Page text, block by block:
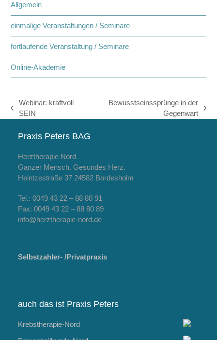
Allgemein
einmalige Veranstaltungen / Seminare
fortlaufende Veranstaltung / Seminare
Online-Akademie
vorheriger
Webinar: kraftvoll
SEIN
Bewusstseinssprünge in der
Gegenwart
Praxis Peters BAG
Herztherapie Nord
Ganzer Mensch. Gesundes Herz.
Heintzestraße 37 24582 Bordesholm
Tel.: 0049 43 22 – 88 80 91
Fax: 0049 43 22 – 88 80 89
info@herztherapie-nord.de
Selbstzahler- /Privatpraxis
auch das ist Praxis Peters
Krebstherapie-Nord